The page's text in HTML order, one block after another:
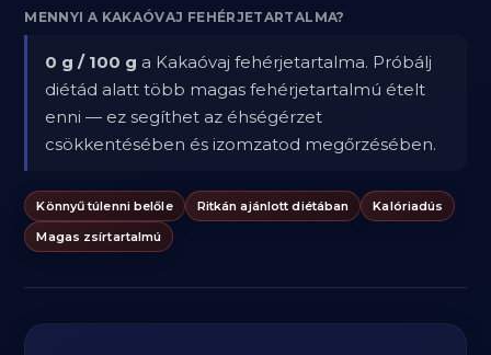
MENNYI A KAKAÓVAJ FEHÉRJETARTALMA?
0 g / 100 g a Kakaóvaj fehérjetartalma. Próbálj
diétád alatt több magas fehérjetartalmú ételt
enni — ez segíthet az éhségérzet
csökkentésében és izomzatod megőrzésében.
Könnyű túlenni belőle Ritkán ajánlott diétában
Kalóriadús
Magas zsírtartalmú